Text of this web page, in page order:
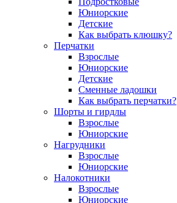
Юниорские
Детские
Как выбрать клюшку?
Перчатки
Взрослые
Юниорские
Детские
Сменные ладошки
Как выбрать перчатки?
Шорты и гирдлы
Взрослые
Юниорские
Нагрудники
Взрослые
Юниорские
Налокотники
Взрослые
Юниорские